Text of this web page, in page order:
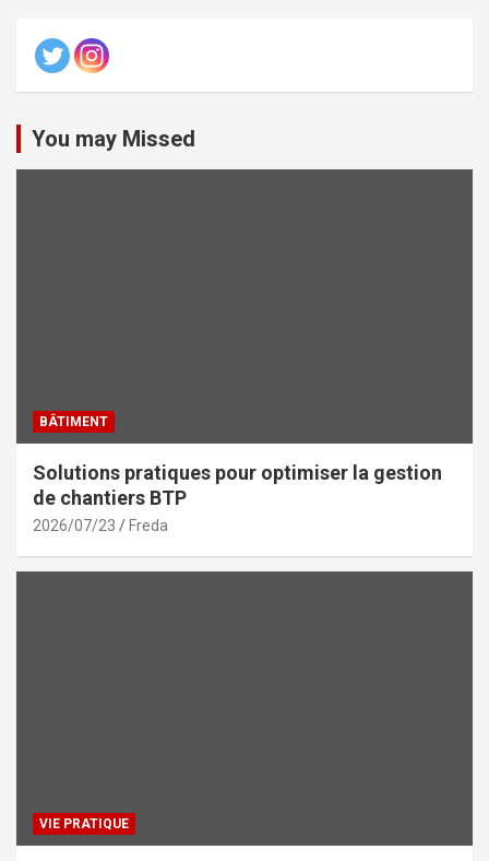
You may Missed
BÂTIMENT
Solutions pratiques pour optimiser la gestion
de chantiers BTP
2026/07/23 Freda
VIE PRATIQUE